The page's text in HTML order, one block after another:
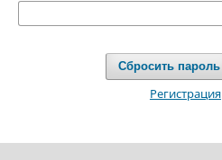
Сбросить пароль
Регистрация